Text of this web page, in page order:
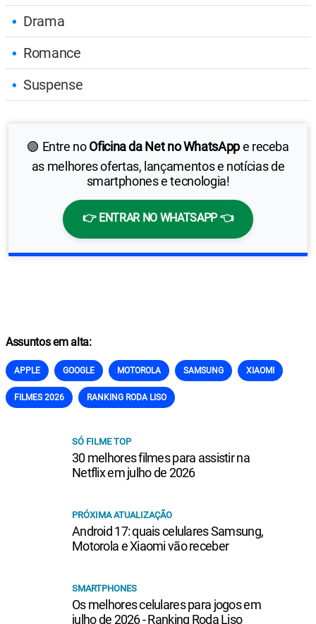
Drama
Romance
Suspense
🟢 Entre noOficina da Net no WhatsAppe receba
as melhores ofertas, lançamentos e notícias de
smartphones e tecnologia!
👉 ENTRAR NO WHATSAPP 👈
Assuntos em alta:
APPLE GOOGLE MOTOROLA SAMSUNG XIAOMI
FILMES 2026 RANKING RODA LISO
SÓ FILME TOP
30 melhores filmes para assistir na
Netflix em julho de 2026
PRÓXIMA ATUALIZAÇÃO
Android 17: quais celulares Samsung,
Motorola e Xiaomi vão receber
SMARTPHONES
Os melhores celulares para jogos em
julho de 2026 - Ranking Roda Liso